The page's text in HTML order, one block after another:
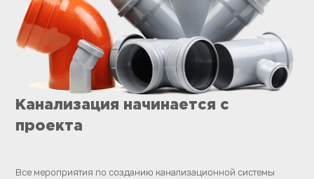
Канализация начинается с
проекта
Все мероприятия по созданию канализационной системы